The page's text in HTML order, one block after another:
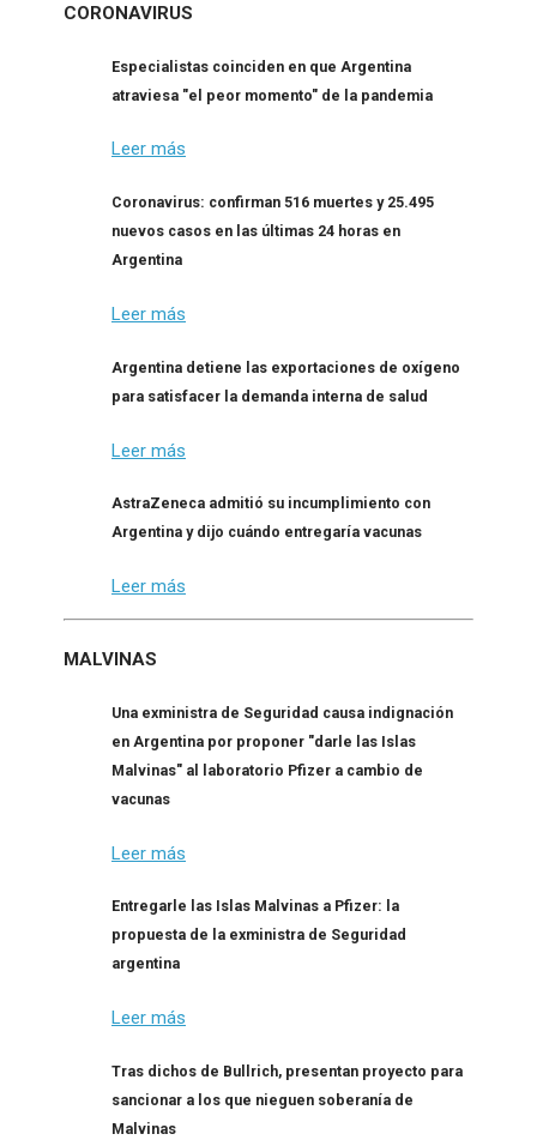
CORONAVIRUS
Especialistas coinciden en que Argentina
atraviesa "el peor momento" de la pandemia
Leer más
Coronavirus: confirman 516 muertes y 25.495
nuevos casos en las últimas 24 horas en
Argentina
Leer más
Argentina detiene las exportaciones de oxígeno
para satisfacer la demanda interna de salud
Leer más
AstraZeneca admitió su incumplimiento con
Argentina y dijo cuándo entregaría vacunas
Leer más
MALVINAS
Una exministra de Seguridad causa indignación
en Argentina por proponer "darle las Islas
Malvinas" al laboratorio Pfizer a cambio de
vacunas
Leer más
Entregarle las Islas Malvinas a Pfizer: la
propuesta de la exministra de Seguridad
argentina
Leer más
Tras dichos de Bullrich, presentan proyecto para
sancionar a los que nieguen soberanía de
Malvinas